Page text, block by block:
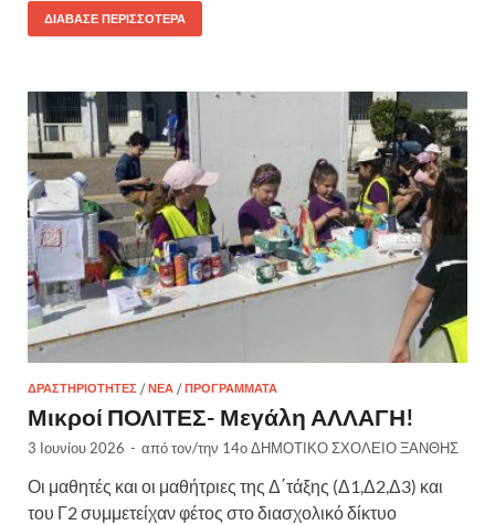
ΔΙΆΒΑΣΕ ΠΕΡΙΣΣΌΤΕΡΑ
ΔΡΑΣΤΗΡΙΌΤΗΤΕΣ /ΝΈΑ /ΠΡΟΓΡΆΜΜΑΤΑ
Μικροί ΠΟΛΙΤΕΣ- Μεγάλη ΑΛΛΑΓΗ!
3 Ιουνίου 2026 - από τον/την 14ο ΔΗΜΟΤΙΚΟ ΣΧΟΛΕΙΟ ΞΑΝΘΗΣ
Οι μαθητές και οι μαθήτριες της Δ΄τάξης (Δ1,Δ2,Δ3) και
του Γ2 συμμετείχαν φέτος στο διασχολικό δίκτυο